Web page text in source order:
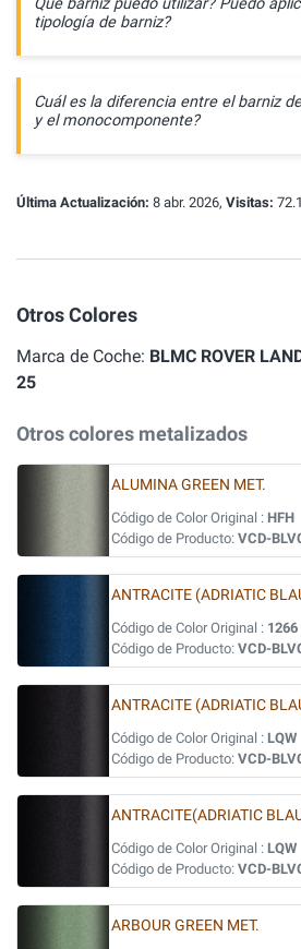
Qué barniz puedo utilizar? Puedo
tipología de barniz?
Cuál es la diferencia entre el barniz
y el monocomponente?
Última Actualización: 8 abr. 2026, Visitas:
Otros Colores
Marca de Coche: BLMC ROVER
25
Otros colores metalizados
ALUMINA GREEN MET.
Código de Color Original : HFH
Código de Producto: VCD-
ANTRACITE (ADRIATIC
Código de Color Original : 1266
Código de Producto: VCD-
ANTRACITE (ADRIATIC
Código de Color Original : LQW
Código de Producto: VCD-
ANTRACITE(ADRIATIC
Código de Color Original : LQW
Código de Producto: VCD-
ARBOUR GREEN MET.